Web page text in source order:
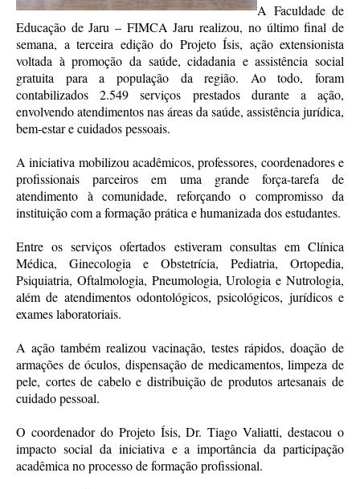
A Faculdade de
Educação de Jaru – FIMCA Jaru realizou, no último final de
semana, a terceira edição do Projeto Ísis, ação extensionista
voltada à promoção da saúde, cidadania e assistência social
gratuita para a população da região. Ao todo, foram
contabilizados 2.549 serviços prestados durante a ação,
envolvendo atendimentos nas áreas da saúde, assistência jurídica,
bem-estar e cuidados pessoais.
A iniciativa mobilizou acadêmicos, professores, coordenadores e
profissionais parceiros em uma grande força-tarefa de
atendimento à comunidade, reforçando o compromisso da
instituição com a formação prática e humanizada dos estudantes.
Entre os serviços ofertados estiveram consultas em Clínica
Médica, Ginecologia e Obstetrícia, Pediatria, Ortopedia,
Psiquiatria, Oftalmologia, Pneumologia, Urologia e Nutrologia,
além de atendimentos odontológicos, psicológicos, jurídicos e
exames laboratoriais.
A ação também realizou vacinação, testes rápidos, doação de
armações de óculos, dispensação de medicamentos, limpeza de
pele, cortes de cabelo e distribuição de produtos artesanais de
cuidado pessoal.
O coordenador do Projeto Ísis, Dr. Tiago Valiatti, destacou o
impacto social da iniciativa e a importância da participação
acadêmica no processo de formação profissional.